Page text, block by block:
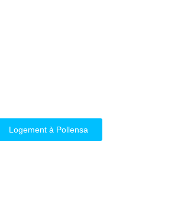
Logement à Pollensa